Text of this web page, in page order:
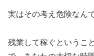
実はその考え危険なんで
残業して稼ぐというこ